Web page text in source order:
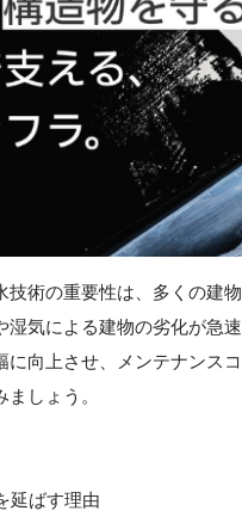
術の重要性は、多くの建
湿気による建物の劣化が急
向上させ、メンテナンス
しょう。
延ばす理由